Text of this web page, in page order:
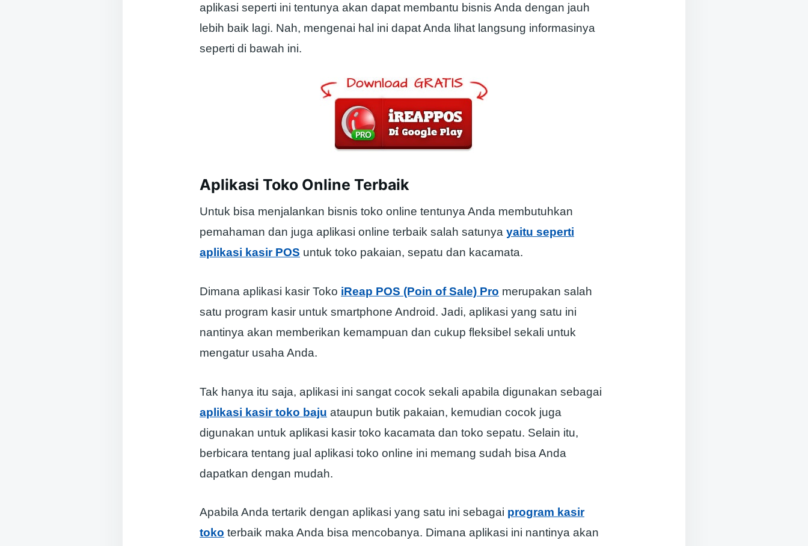
aplikasi seperti ini tentunya akan dapat membantu bisnis Anda dengan jauh
lebih baik lagi. Nah, mengenai hal ini dapat Anda lihat langsung informasinya
seperti di bawah ini.
Aplikasi Toko Online Terbaik
Untuk bisa menjalankan bisnis toko online tentunya Anda membutuhkan
pemahaman dan juga aplikasi online terbaik salah satunya yaitu seperti
aplikasi kasir POS untuk toko pakaian, sepatu dan kacamata.
Dimana aplikasi kasir Toko iReap POS (Poin of Sale) Pro merupakan salah
satu program kasir untuk smartphone Android. Jadi, aplikasi yang satu ini
nantinya akan memberikan kemampuan dan cukup fleksibel sekali untuk
mengatur usaha Anda.
Tak hanya itu saja, aplikasi ini sangat cocok sekali apabila digunakan sebagai
aplikasi kasir toko baju ataupun butik pakaian, kemudian cocok juga
digunakan untuk aplikasi kasir toko kacamata dan toko sepatu. Selain itu,
berbicara tentang jual aplikasi toko online ini memang sudah bisa Anda
dapatkan dengan mudah.
Apabila Anda tertarik dengan aplikasi yang satu ini sebagai program kasir
toko terbaik maka Anda bisa mencobanya. Dimana aplikasi ini nantinya akan